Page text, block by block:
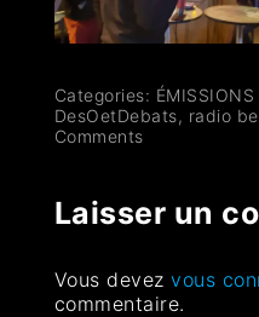
Categories: ÉMISSIONS
DesOetDebats, radio
Comments
Laisser un
Vous devezvous
commentaire.